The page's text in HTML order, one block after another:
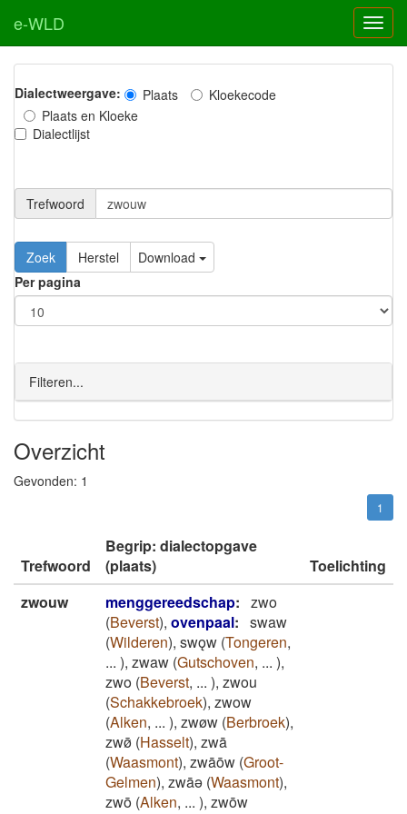
e-WLD
Dialectweergave: Plaats
Kloekecode
Plaats en Kloeke
Dialectlijst
Trefwoord
Download
Per pagina
Filteren...
Overzicht
Gevonden: 1
1
Trefwoord
Begrip: dialectopgave
(plaats)
Toelichting
zwouw
menggereedschap: zwo
(Beverst), ovenpaal: swaw
(Wilderen), swǫw (Tongeren,
... ), zwaw (Gutschoven, ... ),
zwo (Beverst, ... ), zwou
(Schakkebroek), zwow
(Alken, ... ), zwøw (Berbroek),
zwø̄ (Hasselt), zwā
(Waasmont), zwāōw (Groot-
Gelmen), zwāǝ (Waasmont),
zwō (Alken, ... ), zwōw